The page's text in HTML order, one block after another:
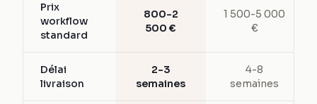
Prix
workflow
standard
800-2
500 €
1 500-5 000
€
Délai
livraison
2-3
semaines
4-8
semaines